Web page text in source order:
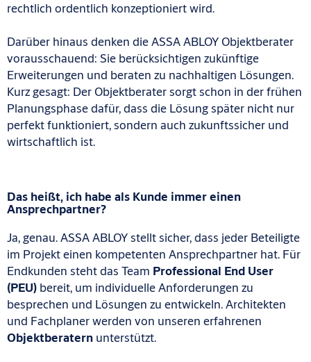
rechtlich ordentlich konzeptioniert wird.
Darüber hinaus denken die ASSA ABLOY Objektberater
vorausschauend: Sie berücksichtigen zukünftige
Erweiterungen und beraten zu nachhaltigen Lösungen.
Kurz gesagt: Der Objektberater sorgt schon in der frühen
Planungsphase dafür, dass die Lösung später nicht nur
perfekt funktioniert, sondern auch zukunftssicher und
wirtschaftlich ist.
Das heißt, ich habe als Kunde immer einen
Ansprechpartner?
Ja, genau. ASSA ABLOY stellt sicher, dass jeder Beteiligte
im Projekt einen kompetenten Ansprechpartner hat. Für
Endkunden steht das Team Professional End User
(PEU) bereit, um individuelle Anforderungen zu
besprechen und Lösungen zu entwickeln. Architekten
und Fachplaner werden von unseren erfahrenen
Objektberatern unterstützt.